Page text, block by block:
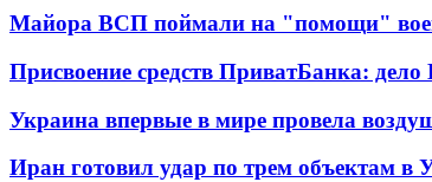
Майора ВСП поймали на "помощи"
Присвоение средств ПриватБанка:
Украина впервые в мире провела
Иран готовил удар по трем объектам